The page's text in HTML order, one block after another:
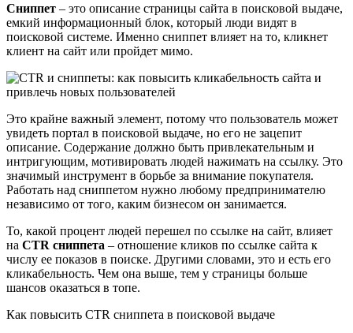
Сниппет – это описание страницы сайта в поисковой выдаче,
емкий информационный блок, который люди видят в
поисковой системе. Именно сниппет влияет на то, кликнет
клиент на сайт или пройдет мимо.
Это крайне важный элемент, потому что пользователь может
увидеть портал в поисковой выдаче, но его не зацепит
описание. Содержание должно быть привлекательным и
интригующим, мотивировать людей нажимать на ссылку. Это
значимый инструмент в борьбе за внимание покупателя.
Работать над сниппетом нужно любому предпринимателю
независимо от того, каким бизнесом он занимается.
То, какой процент людей перешел по ссылке на сайт, влияет
на CTR сниппета – отношение кликов по ссылке сайта к
числу ее показов в поиске. Другими словами, это и есть его
кликабельность. Чем она выше, тем у страницы больше
шансов оказаться в топе.
Как повысить CTR сниппета в поисковой выдаче